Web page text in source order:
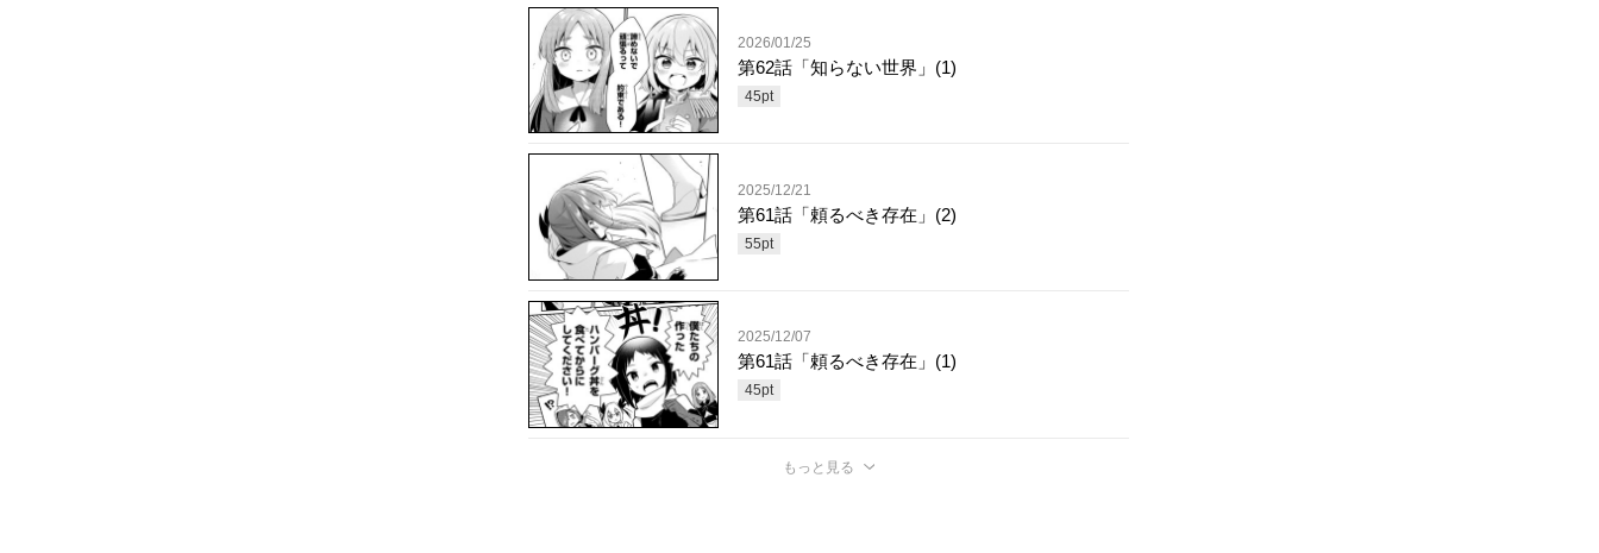
2026/01/25
第62話「知らない世界」(1)
45pt
2025/12/21
第61話「頼るべき存在」(2)
55pt
2025/12/07
第61話「頼るべき存在」(1)
45pt
もっと見る